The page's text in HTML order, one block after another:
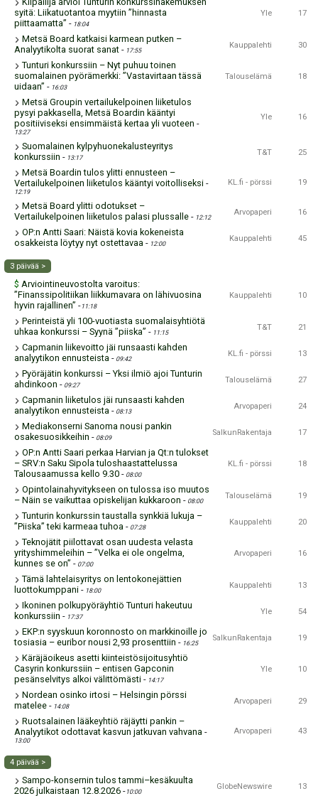
syitä: Liikatuotantoa myytiin ”hinnasta
piittaamatta” - 18:04
Yle 17
Metsä Board katkaisi karmean putken –
Analyytikolta suorat sanat - 17:55
Kauppalehti 30
Tunturi konkurssiin – Nyt puhuu toinen
suomalainen pyörämerkki: ”Vastavirtaan tässä
uidaan” - 16:03
Talouselämä 18
Metsä Groupin vertailu­kelpoinen liiketulos
pysyi pakkasella, Metsä Boardin kääntyi
positiiviseksi ensimmäistä kertaa yli vuoteen -
13:27
Yle 16
Suomalainen kylpyhuonekalusteyritys
konkurssiin - 13:17
T&T 25
Metsä Boardin tulos ylitti ennusteen –
Vertailukelpoinen liiketulos kääntyi voitolliseksi -
12:19
KL.fi - pörssi 19
Metsä Board ylitti odotukset –
Vertailukelpoinen liiketulos palasi plussalle - 12:12
Arvopaperi 16
OP:n Antti Saari: Näistä kovia kokeneista
osakkeista löytyy nyt ostettavaa - 12:00
Kauppalehti 45
3 päivää >
$ Arviointineuvostolta varoitus:
”Finanssipolitiikan liikkumavara on lähivuosina
hyvin rajallinen” - 11:18
Kauppalehti 10
Perinteistä yli 100-vuotiasta suomalaisyhtiötä
uhkaa konkurssi – Syynä ”piiska” - 11:15
T&T 21
Capmanin liikevoitto jäi runsaasti kahden
analyytikon ennusteista - 09:42
KL.fi - pörssi 13
Pyöräjätin konkurssi – Yksi ilmiö ajoi Tunturin
ahdinkoon - 09:27
Talouselämä 27
Capmanin liiketulos jäi runsaasti kahden
analyytikon ennusteista - 08:13
Arvopaperi 24
Mediakonserni Sanoma nousi pankin
osakesuosikkeihin - 08:09
SalkunRakentaja 17
OP:n Antti Saari perkaa Harvian ja Qt:n tulokset
– SRV:n Saku Sipola tuloshaastattelussa
Talousaamussa kello 9.30 - 08:00
KL.fi - pörssi 18
Opintolainahyvitykseen on tulossa iso muutos
– Näin se vaikuttaa opiskelijan kukkaroon - 08:00
Talouselämä 19
Tunturin konkurssin taustalla synkkiä lukuja –
”Piiska” teki karmeaa tuhoa - 07:28
Kauppalehti 20
Teknojätit piilottavat osan uudesta velasta
yrityshimmeleihin – ”Velka ei ole ongelma,
kunnes se on” - 07:00
Arvopaperi 16
Tämä lahtelaisyritys on lentokonejättien
luottokumppani - 18:00
Kauppalehti 13
Ikoninen polkupyörä­yhtiö Tunturi hakeutuu
konkurssiin - 17:37
Yle 54
EKP:n syyskuun koronnosto on markkinoille jo
tosiasia – euribor nousi 2,93 prosenttiin - 16:25
SalkunRakentaja 19
Käräjäoikeus asetti kiinteistö­sijoitusyhtiö
Casyrin konkurssiin – entisen Gapconin
pesänselvitys alkoi välittömästi - 14:17
Yle 10
Nordean osinko irtosi – Helsingin pörssi
matelee - 14:08
Arvopaperi 29
Ruotsalainen lääkeyhtiö räjäytti pankin –
Analyytikot odottavat kasvun jatkuvan vahvana -
13:00
Arvopaperi 43
4 päivää >
Sampo-konsernin tulos tammi–kesäkuulta
2026 julkaistaan 12.8.2026 - 10:00
GlobeNewswire 13